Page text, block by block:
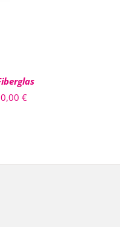
GEWÄHLT
WERDEN
€Preisspanne: